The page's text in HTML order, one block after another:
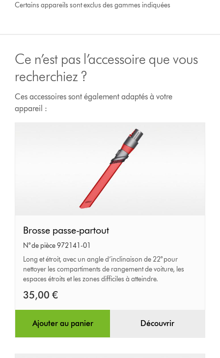
Certains appareils sont exclus des gammes indiquées
Ce n’est pas l’accessoire que vous
recherchiez ?
Ces accessoires sont également adaptés à votre
appareil :
Brosse
passe-
partout
Brosse passe-partout
N° de pièce 972141-01
Long et étroit, avec un angle d’inclinaison de 22° pour
nettoyer les compartiments de rangement de voiture, les
espaces étroits et les zones difficiles à atteindre.
35,00 €
Ajouter au panier Découvrir